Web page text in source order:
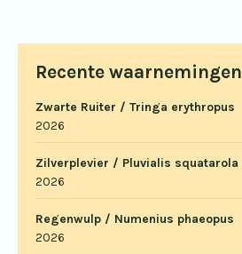
Recente waarnemingen
Zwarte Ruiter / Tringa erythropus
2026
Zilverplevier / Pluvialis squatarola
2026
Regenwulp / Numenius phaeopus
2026